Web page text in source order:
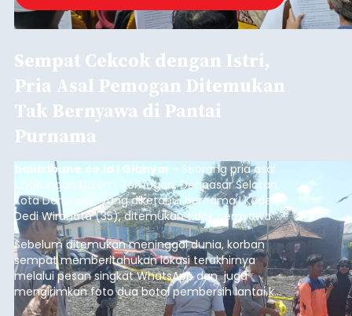
Sempat Cekcok dengan Istri,
Pria Asal Pemogan Ditemukan
Tak Bernyawa di Pantai
Purnama
balitribune.co.id I Gianyar - Seorang pria asal
Lingkungan Dalem, Pemogan, Denpasar Selatan,
Kota Denpasar, yang diketahui bernama I Kadek
Dedi Wiranata (35), ditemukan tidak bernyawa di
pesisir Pantai Purnama, Sukawati.
Sebelum ditemukan meninggal dunia, korban
sempat memberitahukan lokasi terakhirnya
melalui pesan singkat WhatsApp dan juga
mengirimkan foto dua botol pembersih lantai ke
istrinya.